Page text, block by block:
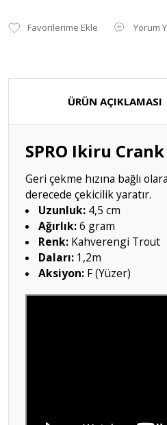
Yorum
ÜRÜN AÇIKLAMASI
SPRO Ikiru
Geri çekme hızına bağlı
derecede çekicilik yaratır.
Uzunluk: 4,5 cm
Ağırlık:6 gram
Renk: Kahverengi Trout
Daları: 1,2m
Aksiyon: F (Yüzer)